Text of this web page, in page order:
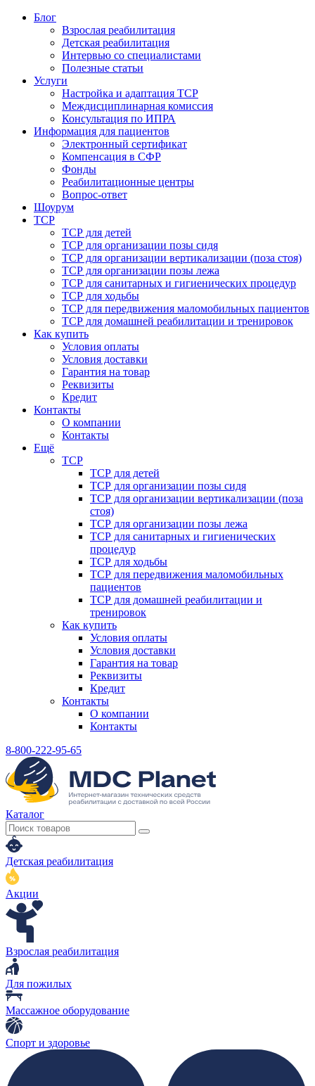
Блог
Взрослая реабилитация
Детская реабилитация
Интервью со специалистами
Полезные статьи
Услуги
Настройка и адаптация ТСР
Междисциплинарная комиссия
Консультация по ИПРА
Информация для пациентов
Электронный сертификат
Компенсация в СФР
Фонды
Реабилитационные центры
Вопрос-ответ
Шоурум
ТСР
ТСР для детей
ТСР для организации позы сидя
ТСР для организации вертикализации (поза стоя)
ТСР для организации позы лежа
ТСР для санитарных и гигиенических процедур
ТСР для ходьбы
ТСР для передвижения маломобильных пациентов
ТСР для домашней реабилитации и тренировок
Как купить
Условия оплаты
Условия доставки
Гарантия на товар
Реквизиты
Кредит
Контакты
О компании
Контакты
Ещё
ТСР
ТСР для детей
ТСР для организации позы сидя
ТСР для организации вертикализации (поза
стоя)
ТСР для организации позы лежа
ТСР для санитарных и гигиенических
процедур
ТСР для ходьбы
ТСР для передвижения маломобильных
пациентов
ТСР для домашней реабилитации и
тренировок
Как купить
Условия оплаты
Условия доставки
Гарантия на товар
Реквизиты
Кредит
Контакты
О компании
Контакты
8-800-222-95-65
Каталог
Детская реабилитация
Акции
Взрослая реабилитация
Для пожилых
Массажное оборудование
Спорт и здоровье